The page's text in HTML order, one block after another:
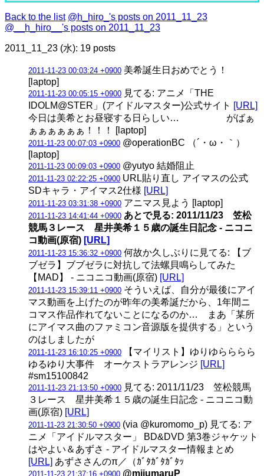
Back to the list @h_hiro_'s posts on 2011_11_23
@__h_hiro__'s posts on 2011_11_23
2011_11_23 (水): 19 posts
2011-11-23 00:03:24 +0900 美希誕生日おめでとう！
[laptop]
2011-11-23 00:05:15 +0900 見てる: アニメ「THE
IDOLM@STER」(アイドルマスター)公式サイト [URL]
今日は美希とお昼寝する日らしい… がばぁ
ぁぁぁぁぁぁ！！！ [laptop]
2011-11-23 00:07:03 +0900 @operationBC （´・ω・｀）
[laptop]
2011-11-23 00:09:03 +0900 @yutyo 結婚阻止
2011-11-23 02:22:25 +0900 URL貼り直し アイマスの公式
SDキャラ・アイマス2仕様 [URL]
2011-11-23 03:31:38 +0900 アニマス見よう [laptop]
2011-11-23 14:41:44 +0900 あとで見る: 2011/11/23 笠松
競馬３レース 星井美希１５歳の誕生日記念 ‐ ニコニ
コ動画(原宿) [URL]
2011-11-23 15:36:32 +0900 何故か久しぶりに見てる: 【ブ
ブゼラ】ブブゼラに対抗して法螺貝鳴らしてみた
【MAD】 ‐ ニコニコ動画(原宿) [URL]
2011-11-23 15:39:11 +0900 そういえば、自分が最後にアイ
マス動画を上げたのが昨年の美希誕だから、1年間ニ
コマス作品作れてないことになるのか… まあ「某所
にアイマス曲のファミコン音源版を提供する」という
のはしましたが
2011-11-23 16:10:25 +0900 【マイリスト】ゆりゆらららら
ゆるゆり大事件 オーケストラアレンジ [URL]
#sm15100842
2011-11-23 21:13:50 +0900 見てる: 2011/11/23 笠松競馬
３レース 星井美希１５歳の誕生日記念 ‐ ニコニコ動
画(原宿) [URL]
2011-11-23 21:30:50 +0900 (via @kuromomo_p) 見てる: ア
ニメ「アイドルマスター」 BD&DVD 第3巻ジャケット
はやよい＆あずさ - アイドルマスター情報まとめ
[URL] あずささんのπ／（ｶﾞﾀｶﾞﾀｶﾞﾀｯ
2011-11-23 21:37:16 +0900 @mijumaruP